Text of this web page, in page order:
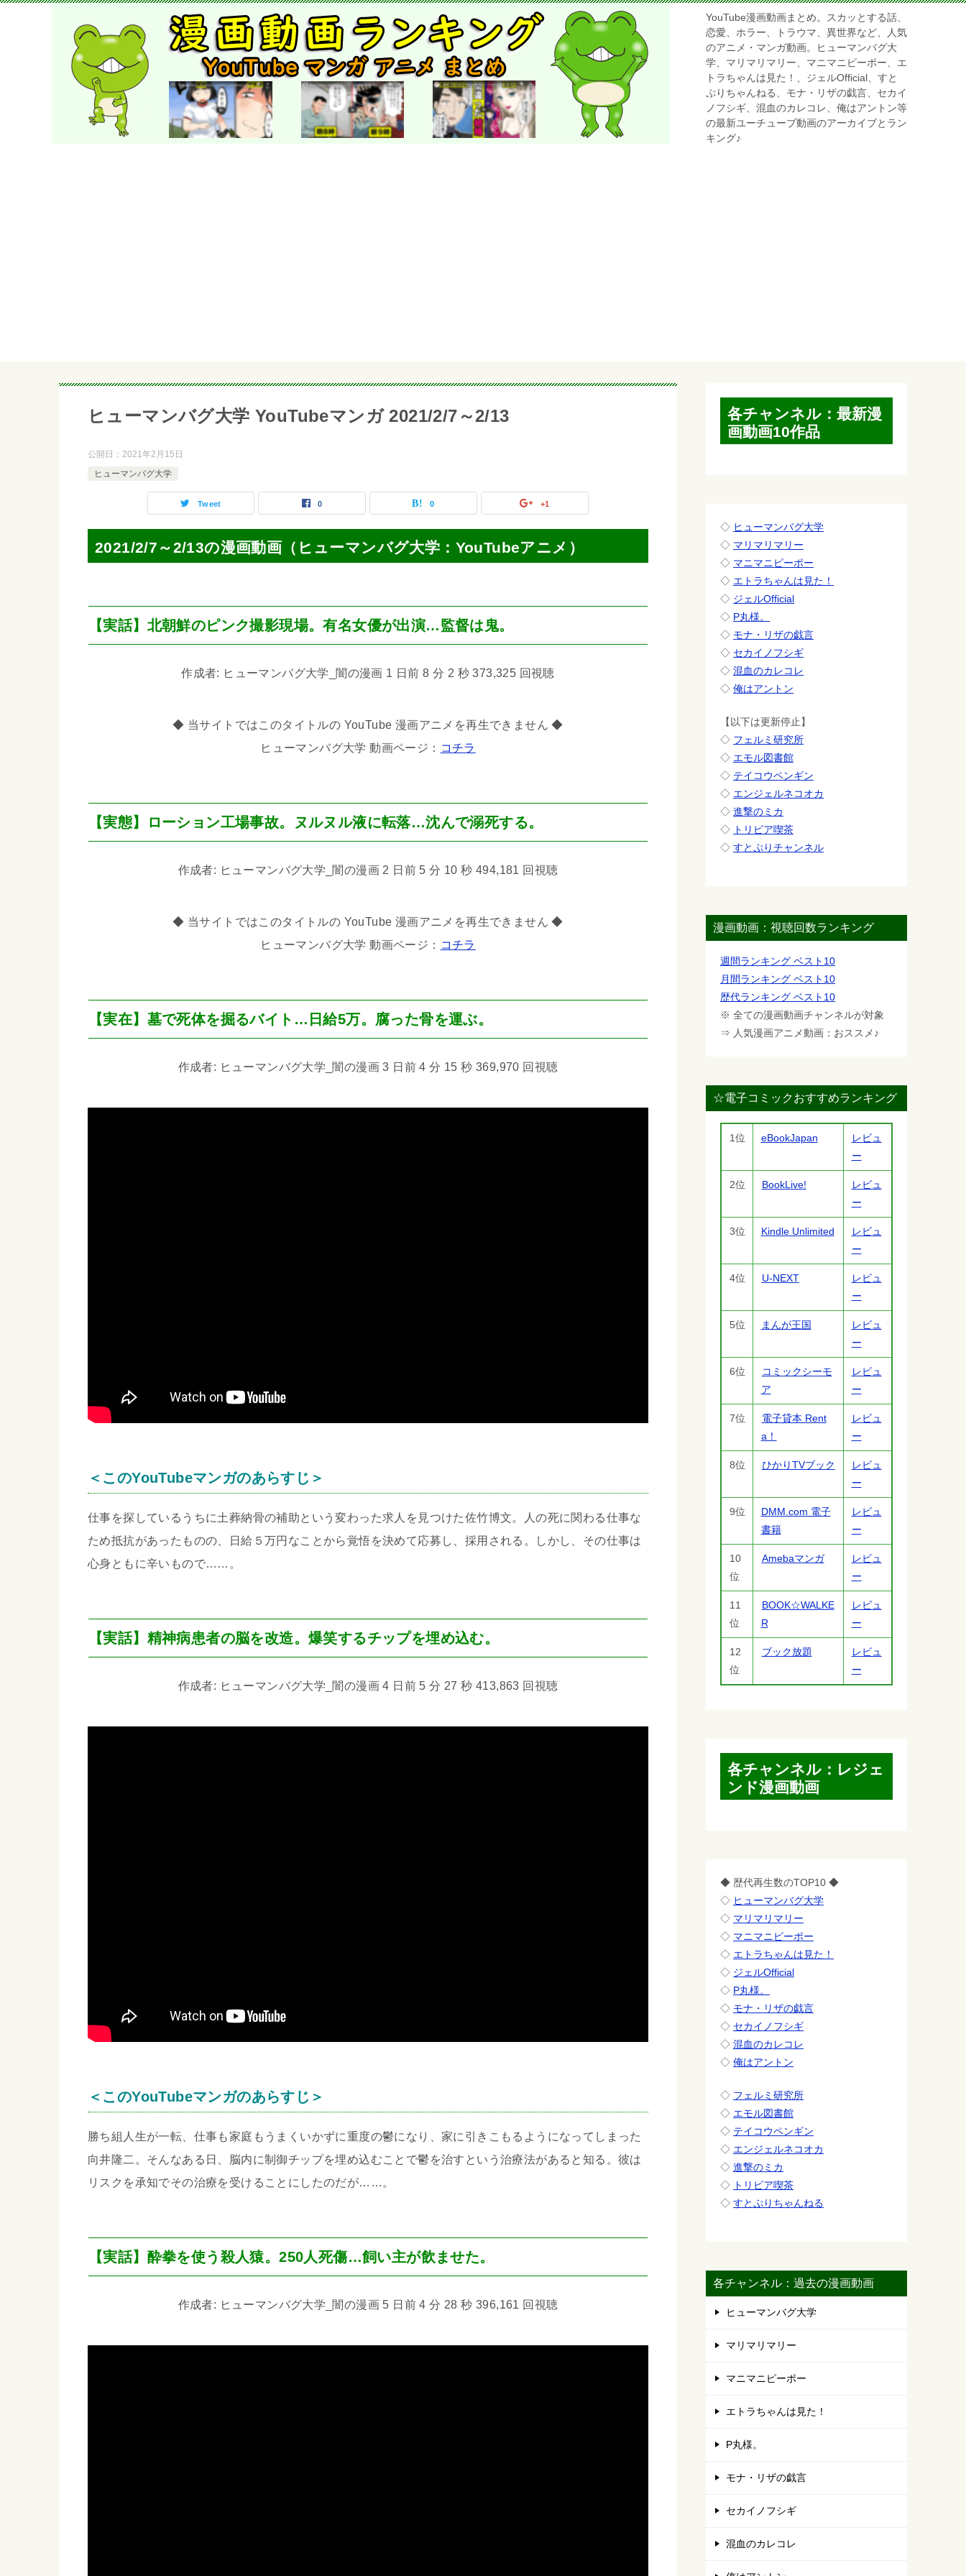
YouTube漫画動画まとめ。スカッとする話、
恋愛、ホラー、トラウマ、異世界など、人気
のアニメ・マンガ動画。ヒューマンバグ大
学、マリマリマリー、マニマニピーポー、エ
トラちゃんは見た！、ジェルOfficial、すと
ぷりちゃんねる、モナ・リザの戯言、セカイ
ノフシギ、混血のカレコレ、俺はアントン等
の最新ユーチューブ動画のアーカイブとラン
キング♪
ヒューマンバグ大学 YouTubeマンガ 2021/2/7～2/13
公開日： 2021年2月15日
ヒューマンバグ大学
Tweet 0 0 +1
2021/2/7～2/13の漫画動画（ヒューマンバグ大学：YouTubeアニメ）
【実話】北朝鮮のピンク撮影現場。有名女優が出演…監督は鬼。
作成者: ヒューマンバグ大学_闇の漫画 1 日前 8 分 2 秒 373,325 回視聴
◆ 当サイトではこのタイトルの YouTube 漫画アニメを再生できません ◆
ヒューマンバグ大学 動画ページ： コチラ
【実態】ローション工場事故。ヌルヌル液に転落…沈んで溺死する。
作成者: ヒューマンバグ大学_闇の漫画 2 日前 5 分 10 秒 494,181 回視聴
◆ 当サイトではこのタイトルの YouTube 漫画アニメを再生できません ◆
ヒューマンバグ大学 動画ページ： コチラ
【実在】墓で死体を掘るバイト…日給5万。腐った骨を運ぶ。
作成者: ヒューマンバグ大学_闇の漫画 3 日前 4 分 15 秒 369,970 回視聴
＜このYouTubeマンガのあらすじ＞
仕事を探しているうちに土葬納骨の補助という変わった求人を見つけた佐竹博文。人の死に関わる仕事な
ため抵抗があったものの、日給５万円なことから覚悟を決めて応募し、採用される。しかし、その仕事は
心身ともに辛いもので……。
【実話】精神病患者の脳を改造。爆笑するチップを埋め込む。
作成者: ヒューマンバグ大学_闇の漫画 4 日前 5 分 27 秒 413,863 回視聴
＜このYouTubeマンガのあらすじ＞
勝ち組人生が一転、仕事も家庭もうまくいかずに重度の鬱になり、家に引きこもるようになってしまった
向井隆二。そんなある日、脳内に制御チップを埋め込むことで鬱を治すという治療法があると知る。彼は
リスクを承知でその治療を受けることにしたのだが……。
【実話】酔拳を使う殺人猿。250人死傷…飼い主が飲ませた。
作成者: ヒューマンバグ大学_闇の漫画 5 日前 4 分 28 秒 396,161 回視聴
各チャンネル：最新漫
画動画10作品
◇ ヒューマンバグ大学
◇ マリマリマリー
◇ マニマニピーポー
◇ エトラちゃんは見た！
◇ ジェルOfficial
◇ P丸様。
◇ モナ・リザの戯言
◇ セカイノフシギ
◇ 混血のカレコレ
◇ 俺はアントン
【以下は更新停止】
◇ フェルミ研究所
◇ エモル図書館
◇ テイコウペンギン
◇ エンジェルネコオカ
◇ 進撃のミカ
◇ トリビア喫茶
◇ すとぷりチャンネル
漫画動画：視聴回数ランキング
週間ランキング ベスト10
月間ランキング ベスト10
歴代ランキング ベスト10
※ 全ての漫画動画チャンネルが対象
⇒ 人気漫画アニメ動画：おススメ♪
☆電子コミックおすすめランキング
1位 eBookJapan
レビュ
ー
2位 BookLive!
レビュ
ー
3位 Kindle Unlimited
レビュ
ー
4位 U-NEXT
レビュ
ー
5位 まんが王国
レビュ
ー
6位
コミックシーモ
ア
レビュ
ー
7位
電子貸本 Rent
a！
レビュ
ー
8位 ひかりTVブック
レビュ
ー
9位
DMM.com 電子
書籍
レビュ
ー
10
位
Amebaマンガ
レビュ
ー
11
位
BOOK☆WALKE
R
レビュ
ー
12
位
ブック放題
レビュ
ー
各チャンネル：レジェ
ンド漫画動画
◆ 歴代再生数のTOP10 ◆
◇ ヒューマンバグ大学
◇ マリマリマリー
◇ マニマニピーポー
◇ エトラちゃんは見た！
◇ ジェルOfficial
◇ P丸様。
◇ モナ・リザの戯言
◇ セカイノフシギ
◇ 混血のカレコレ
◇ 俺はアントン
◇ フェルミ研究所
◇ エモル図書館
◇ テイコウペンギン
◇ エンジェルネコオカ
◇ 進撃のミカ
◇ トリビア喫茶
◇ すとぷりちゃんねる
各チャンネル：過去の漫画動画
ヒューマンバグ大学
マリマリマリー
マニマニピーポー
エトラちゃんは見た！
P丸様。
モナ・リザの戯言
セカイノフシギ
混血のカレコレ